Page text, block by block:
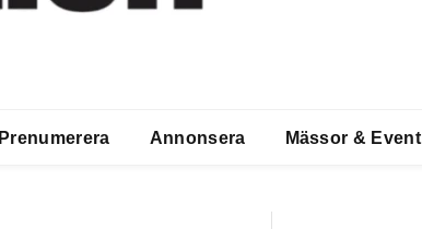
Prenumerera Annonsera Mässor & Event